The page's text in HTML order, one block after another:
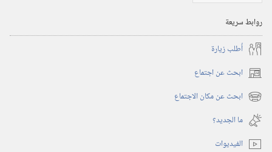
روابط سريعة
أُطلب زيارة
ابحث عن اجتماع (يفتح
نافذة
جديدة)
ابحث عن مكان الاجتماع (يفتح
نافذة
جديدة)
ما الجديد؟‏
الفيديوات